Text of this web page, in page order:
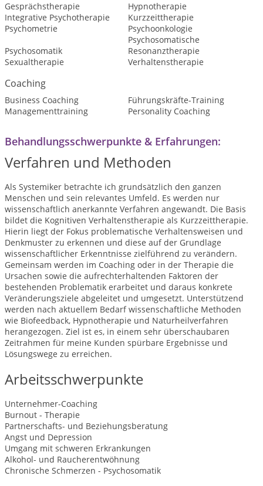
Gesprächstherapie
Hypnotherapie
Integrative Psychotherapie
Kurzzeittherapie
Psychometrie
Psychoonkologie
Psychosomatik
Psychosomatische
Resonanztherapie
Sexualtherapie
Verhaltenstherapie
Coaching
Business Coaching
Führungskräfte-Training
Managementtraining
Personality Coaching
Behandlungsschwerpunkte & Erfahrungen:
Verfahren und Methoden
Als Systemiker betrachte ich grundsätzlich den ganzen
Menschen und sein relevantes Umfeld. Es werden nur
wissenschaftlich anerkannte Verfahren angewandt. Die Basis
bildet die Kognitiven Verhaltenstherapie als Kurzzeittherapie.
Hierin liegt der Fokus problematische Verhaltensweisen und
Denkmuster zu erkennen und diese auf der Grundlage
wissenschaftlicher Erkenntnisse zielführend zu verändern.
Gemeinsam werden im Coaching oder in der Therapie die
Ursachen sowie die aufrechterhaltenden Faktoren der
bestehenden Problematik erarbeitet und daraus konkrete
Veränderungsziele abgeleitet und umgesetzt. Unterstützend
werden nach aktuellem Bedarf wissenschaftliche Methoden
wie Biofeedback, Hypnotherapie und Naturheilverfahren
herangezogen. Ziel ist es, in einem sehr überschaubaren
Zeitrahmen für meine Kunden spürbare Ergebnisse und
Lösungswege zu erreichen.
Arbeitsschwerpunkte
Unternehmer-Coaching
Burnout - Therapie
Partnerschafts- und Beziehungsberatung
Angst und Depression
Umgang mit schweren Erkrankungen
Alkohol- und Raucherentwöhnung
Chronische Schmerzen - Psychosomatik